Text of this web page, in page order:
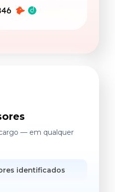
— em qualquer
identificados